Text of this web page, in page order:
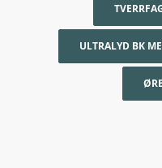
ULTRALYD BK